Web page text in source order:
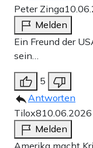
Peter Zinga
Melden
Ein Freund der
sein…
5
Antworten
Tilox8
Melden
Amerika macht